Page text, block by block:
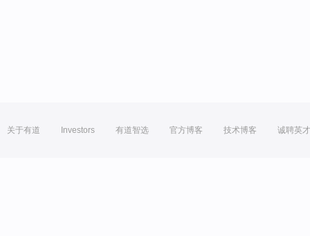
关于有道 Investors 有道智选 官方博客 技术博客 诚聘英才